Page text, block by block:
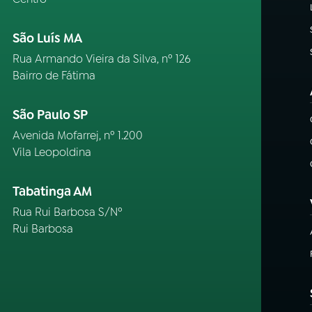
São Luís MA
Rua Armando Vieira da Silva, nº 126
Bairro de Fátima
São Paulo SP
Avenida Mofarrej, nº 1.200
Vila Leopoldina
Tabatinga AM
Rua Rui Barbosa S/Nº
Rui Barbosa